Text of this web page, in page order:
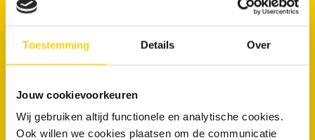
Toestemming Details Over
Jouw cookievoorkeuren
Wij gebruiken altijd functionele en analytische cookies.
Ook willen we cookies plaatsen om de communicatie
Veelgestelde vragen
Kunnen wortels ook moderne rioolleidingen beschadigen?